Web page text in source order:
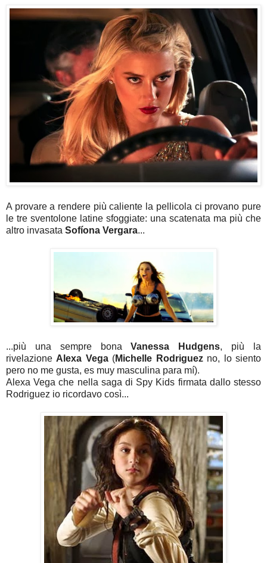
A provare a rendere più caliente la pellicola ci provano pure
le tre sventolone latine sfoggiate: una scatenata ma più che
altro invasata Sofíona Vergara...
...più una sempre bonaVanessa Hudgens, più la
rivelazione Alexa Vega(Michelle Rodriguezno, lo siento
pero no me gusta, es muy masculina para mí).
Alexa Vega che nella saga di Spy Kids firmata dallo stesso
Rodriguez io ricordavo così...